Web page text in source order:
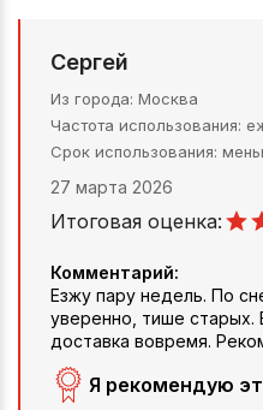
Сергей
Из города Москва
Частота использования
Срок использования
27 марта 2026
Итоговая оценка:
Комментарий:
Езжу пару недель. По
уверенно, тише старых.
доставка вовремя.
Я рекомендую